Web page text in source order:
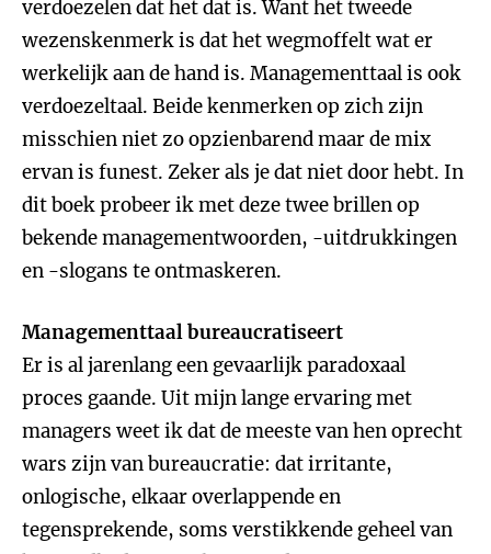
verdoezelen dat het dat is. Want het tweede
wezenskenmerk is dat het wegmoffelt wat er
werkelijk aan de hand is. Managementtaal is ook
verdoezeltaal. Beide kenmerken op zich zijn
misschien niet zo opzienbarend maar de mix
ervan is funest. Zeker als je dat niet door hebt. In
dit boek probeer ik met deze twee brillen op
bekende managementwoorden, -uitdrukkingen
en -slogans te ontmaskeren.
Managementtaal bureaucratiseert
Er is al jarenlang een gevaarlijk paradoxaal
proces gaande. Uit mijn lange ervaring met
managers weet ik dat de meeste van hen oprecht
wars zijn van bureaucratie: dat irritante,
onlogische, elkaar overlappende en
tegensprekende, soms verstikkende geheel van